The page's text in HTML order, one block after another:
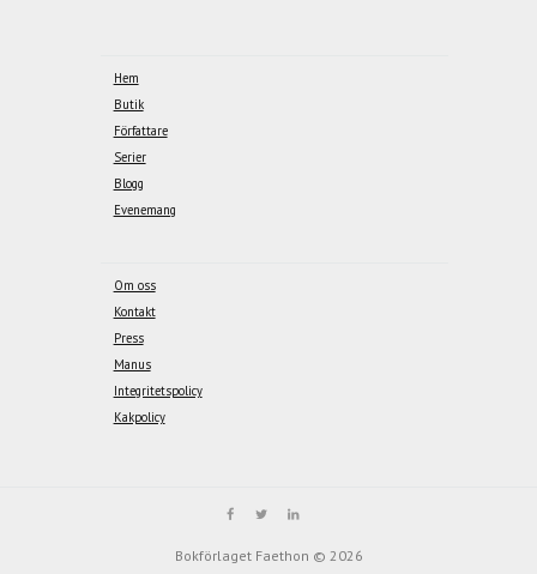
kakpolicy .
OK
Hem
Butik
Författare
Serier
Blogg
Evenemang
Om oss
Kontakt
Press
Manus
Integritetspolicy
Kakpolicy
Bokförlaget Faethon © 2026